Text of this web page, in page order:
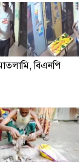
বিএনপি